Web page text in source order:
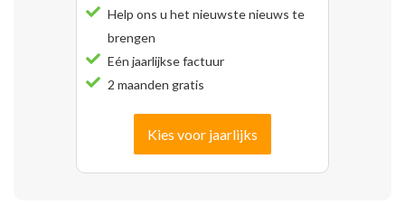
Help ons u het nieuwste nieuws te
brengen
Eén jaarlijkse factuur
2 maanden gratis
Kies voor jaarlijks